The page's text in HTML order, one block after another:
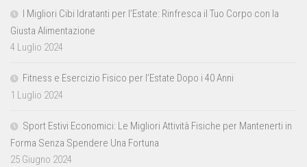
I Migliori Cibi Idratanti per l’Estate: Rinfresca il Tuo Corpo con la
Giusta Alimentazione
4 Luglio 2024
Fitness e Esercizio Fisico per l’Estate Dopo i 40 Anni
1 Luglio 2024
Sport Estivi Economici: Le Migliori Attività Fisiche per Mantenerti in
Forma Senza Spendere Una Fortuna
25 Giugno 2024